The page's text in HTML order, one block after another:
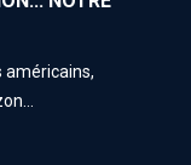
américains,